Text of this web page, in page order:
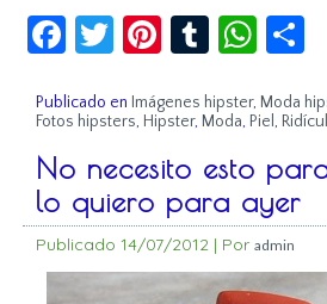
Facebook
Twitter
Pinterest
Tumblr
Publicado en Imágenes hipster, Moda
Fotos hipsters, Hipster, Moda, Piel ,
No necesito esto
lo quiero para ayer
Publicado 14/07/2012 | Por admin